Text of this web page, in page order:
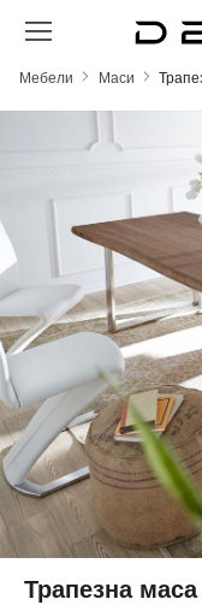
Преминете към
Мебели Маси
Трапезна
Пропуснете